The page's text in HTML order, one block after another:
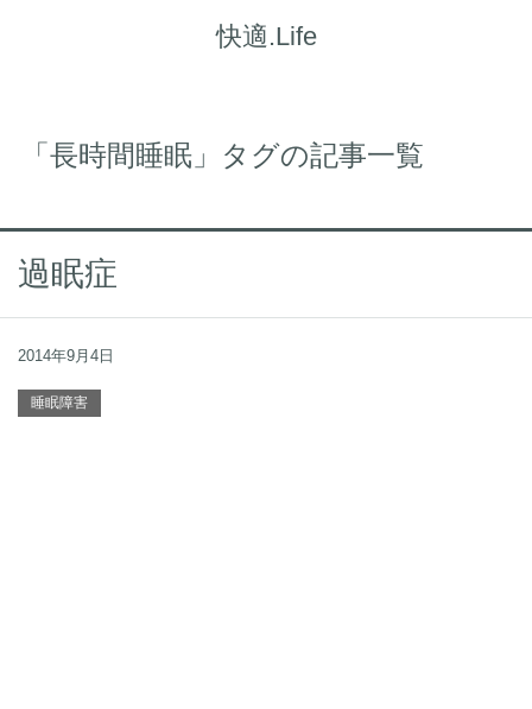
快適.Life
「長時間睡眠」タグの記事一覧
過眠症
2014年9月4日
睡眠障害